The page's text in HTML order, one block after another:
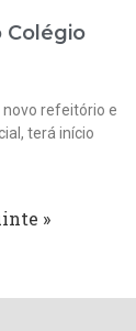
Colégio
novo refeitório e
terá início
»